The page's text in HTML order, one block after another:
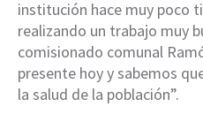
institución hace muy poco
realizando un trabajo muy
comisionado comunal
presente hoy y sabemos
la salud de la población”.